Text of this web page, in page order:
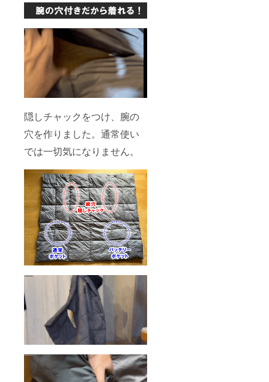
隠しチャックをつけ、腕の
穴を作りました。通常使い
では一切気になりません。